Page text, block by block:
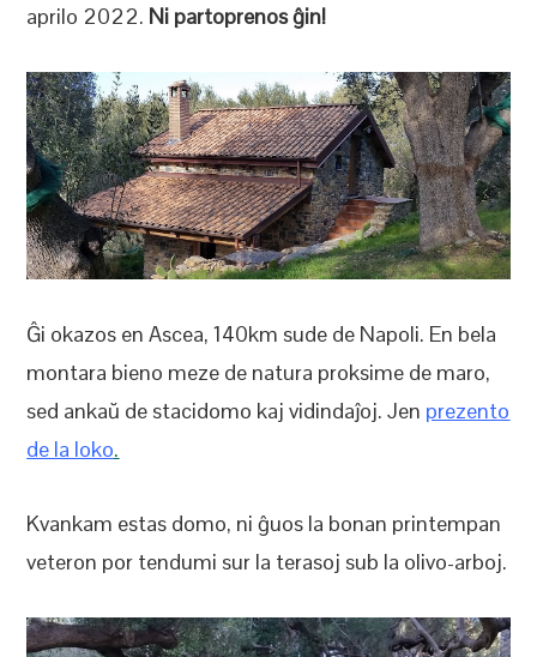
aprilo 2022. Ni partoprenos ĝin!
Ĝi okazos en Ascea, 140km sude de Napoli. En bela
montara bieno meze de natura proksime de maro,
sed ankaŭ de stacidomo kaj vidindaĵoj. Jen prezento
de la loko.
Kvankam estas domo, ni ĝuos la bonan printempan
veteron por tendumi sur la terasoj sub la olivo-arboj.